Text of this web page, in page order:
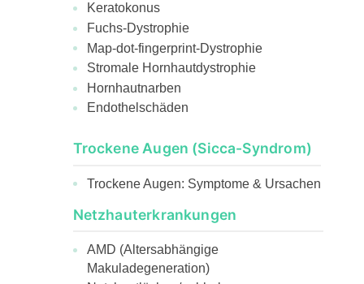
Keratokonus
Fuchs-Dystrophie
Map-dot-fingerprint-Dystrophie
Stromale Hornhautdystrophie
Hornhautnarben
Endothelschäden
Trockene Augen (Sicca-Syndrom)
Trockene Augen: Symptome & Ursachen
Netzhauterkrankungen
AMD (Altersabhängige
Makuladegeneration)